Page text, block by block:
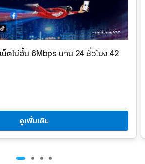
เน็ตไม่อั้น 6Mbps นาน 24 ชั่วโมง 42
ดูเพิ่มเติม